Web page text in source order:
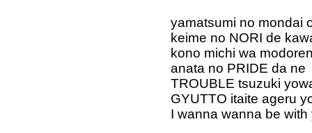
yamatsumi no mondai
keime no NORI de
kono michi wa
anata no PRIDE da ne
TROUBLE tsuzuki
GYUTTO itaite ageru
I wanna wanna be with